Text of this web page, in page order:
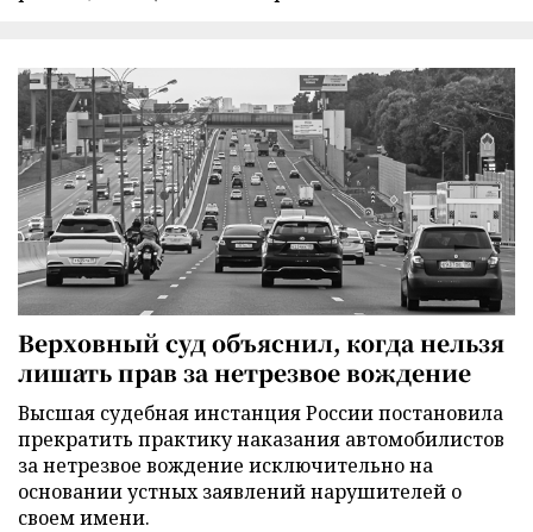
Верховный суд объяснил, когда нельзя
лишать прав за нетрезвое вождение
Высшая судебная инстанция России постановила
прекратить практику наказания автомобилистов
за нетрезвое вождение исключительно на
основании устных заявлений нарушителей о
своем имени.